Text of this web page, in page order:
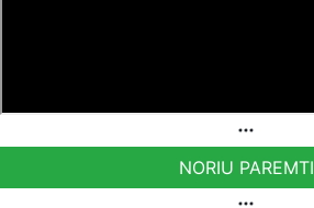
NORIU PAREMTI